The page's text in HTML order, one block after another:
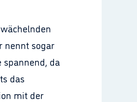
nennt sogar
da
das
mit der